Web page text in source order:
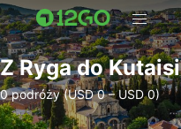
Z Ryga do Kutaisi
0 podróży (USD 0 – USD 0)